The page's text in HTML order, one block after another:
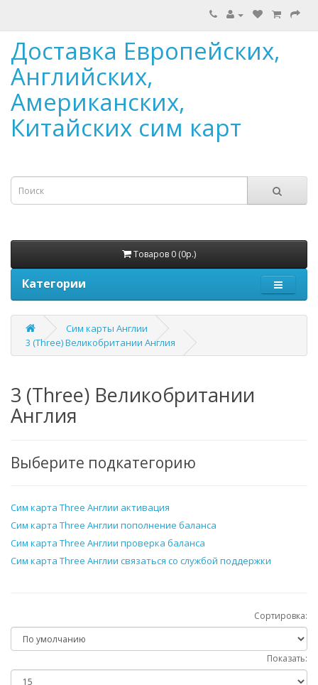
Доставка Европейских,
Английских,
Американских,
Китайских сим карт
Товаров 0 (0р.)
Категории
Сим карты Англии
3 (Three) Великобритании Англия
3 (Three) Великобритании
Англия
Выберите подкатегорию
Сим карта Three Англии активация
Сим карта Three Англии пополнение баланса
Сим карта Three Англии проверка баланса
Сим карта Three Англии связаться со службой поддержки
Сортировка:
Показать: